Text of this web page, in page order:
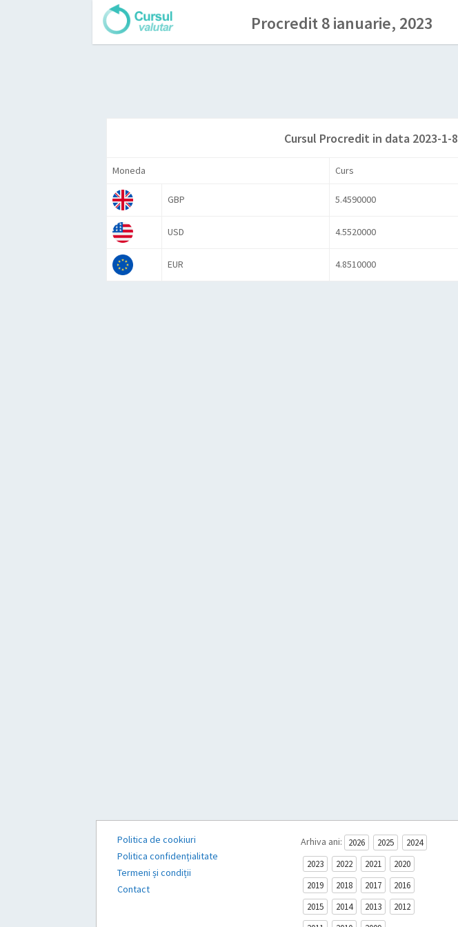
Procredit 8 ianuarie, 2023
Cursul Procredit in data 2023-1-8
Moneda Curs
GBP 5.4590000
USD 4.5520000
EUR 4.8510000
Politica de cookiuri
Politica confidențialitate
Termeni și condiții
Contact
Arhiva ani: 2026 2025
2024
2023
2022 2021
2020
2019
2018 2017
2016
2015
2014 2013
2012